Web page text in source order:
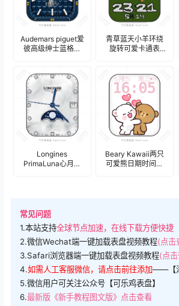
Audemars piguet爱
彼高级绅士蓝格双
青草蓝天小羊环绕
旋转可爱卡通表
Longines
PrimaLuna心月系
Beary Kawaii两只
可爱熊日期时间表
常见问题
1.本站支持全球节点加速，在线下载方便快捷
2.微信Wechat端一键加载表盘视频教程(点击
3.Safari浏览器端一键加载表盘视频教程(点
4.如需人工客服微信，请点击前往添加——【
5.微信用户可关注公众号【可乐鸡表盘】
6.最新版《新手教程图文版》点击查看